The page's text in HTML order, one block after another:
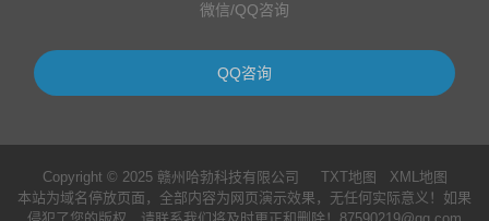
微信/QQ咨询
QQ咨询
Copyright © 2025 赣州哈勃科技有限公司 TXT地图
XML地图
本站为域名停放页面，全部内容为网页演示效果，无任何实际意义！如果